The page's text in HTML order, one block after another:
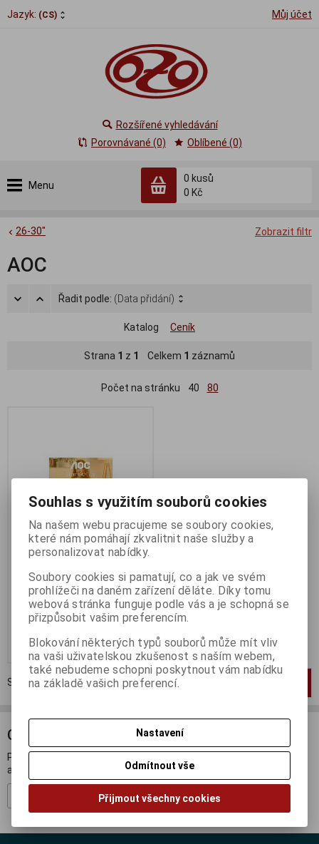
Jazyk: (CS) Můj účet
Menu
0 kusů
0 Kč
Rozšířené vyhledávání
Porovnávané (0)
Oblíbené (0)
Zobrazit filtr
26-30"
AOC
Řadit podle: (Data přidání)
Katalog Ceník
Strana 1 z 1 Celkem 1 záznamů
Počet na stránku 40 80
Termín dodání (dny):10
5 790 Kč
4 785 Kč (bez DPH:)
Koupit
Strana 1z1Celkem1záznamů
ODBĚR NOVINEK
Přihlašte se k odběru novinek a buďte informováni o novinkách,
akcích a soutěžích.
Souhlas s využitím souborů cookies
Na našem webu pracujeme se soubory cookies,
které nám pomáhají zkvalitnit naše služby a
personalizovat nabídky.
Soubory cookies si pamatují, co a jak ve svém
prohlížeči na daném zařízení děláte. Díky tomu
webová stránka funguje podle vás a je schopná se
přizpůsobit vašim preferencím.
Blokování některých typů souborů může mít vliv
na vaši uživatelskou zkušenost s naším webem,
také nebudeme schopni poskytnout vám nabídku
na základě vašich preferencí.
Nastavení
Odmítnout vše
Přijmout všechny cookies